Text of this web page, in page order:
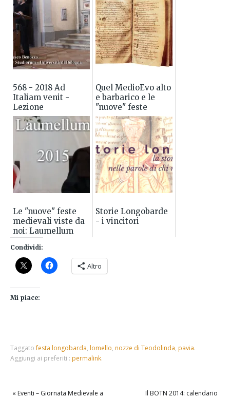
568 - 2018 Ad
Italiam venit -
Lezione
introduttiva alla
lettura dell'Historia
Quel MedioEvo alto
e barbarico e le
"nuove" feste
medievali
Le "nuove" feste
medievali viste da
noi: Laumellum
Storie Longobarde
- i vincitori
Condividi:
Altro
Mi piace:
Taggatofesta longobarda, lomello, nozze di Teodolinda, pavia.
Aggiungi ai preferiti : permalink.
« Eventi – Giornata Medievale a
Il BOTN 2014: calendario